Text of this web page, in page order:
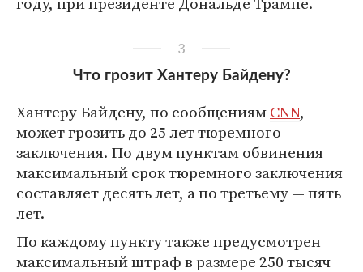
3
Что грозит Хантеру Байдену?
Хантеру Байдену, по сообщениямCNN,
может грозить до 25 лет тюремного
заключения. По двум пунктам обвинения
максимальный срок тюремного заключения
составляет десять лет, а по третьему — пять
лет.
По каждому пункту также предусмотрен
максимальный штраф в размере 250 тысяч